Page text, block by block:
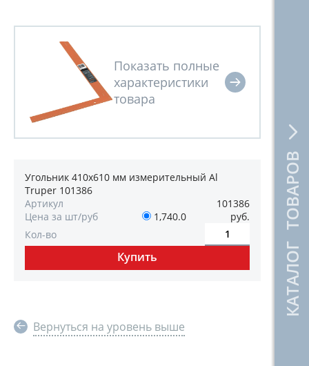
КАТАЛОГ ТОВАРОВ
Угольник 410х610 мм измерительный Al
Truper 101386
Артикул
101386
Цена за шт/руб
1,740.0
руб.
Кол-во
Вернуться на уровень выше